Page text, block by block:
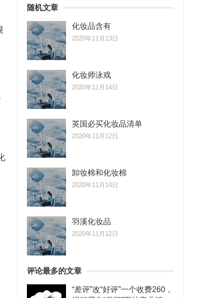
随机文章
化妆品含有
2020年11月13日
化妆师泳戏
2020年11月14日
英国必买化妆品清单
2020年11月12日
卸妆棉和化妆棉
2020年11月14日
羽溪化妆品
2020年11月12日
评论最多的文章
“差评”改“好评”一个收费260，